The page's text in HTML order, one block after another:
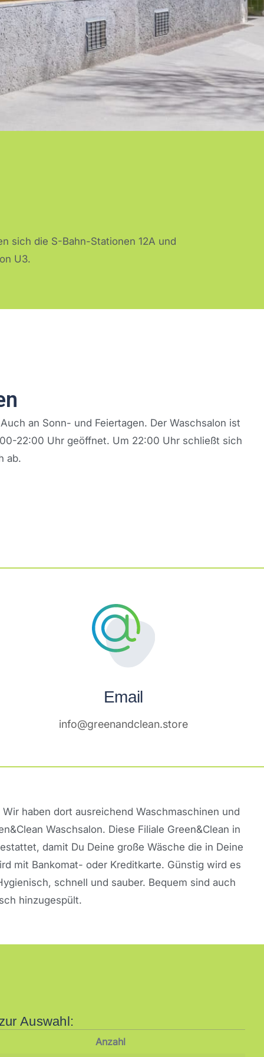
sich die S-Bahn-Stationen 12A und
U3.
an Sonn- und Feiertagen. Der Waschsalon ist
22:00 Uhr geöffnet. Um 22:00 Uhr schließt sich
ab.
Email
info@greenandclean.store
haben dort ausreichend Waschmaschinen und
Waschsalon. Diese Filiale Green&Clean in
damit Du Deine große Wäsche die in Deine
mit Bankomat- oder Kreditkarte. Günstig wird es
schnell und sauber. Bequem sind auch
hinzugespült.
Auswahl:
Anzahl